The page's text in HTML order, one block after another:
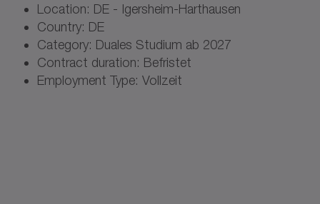
Location: DE - Igersheim-Harthausen
Country: DE
Category: Duales Studium ab 2027
Contract duration: Befristet
Employment Type: Vollzeit